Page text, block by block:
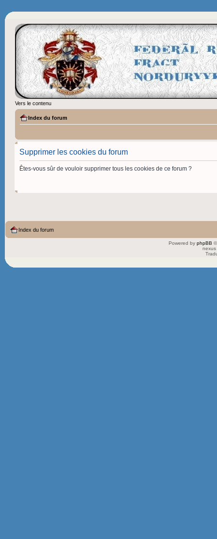
Vers le contenu
Index du forum
Supprimer les cookies du forum
Êtes-vous sûr de vouloir supprimer tous les cookies de ce forum ?
Index du forum
Powered by phpBB